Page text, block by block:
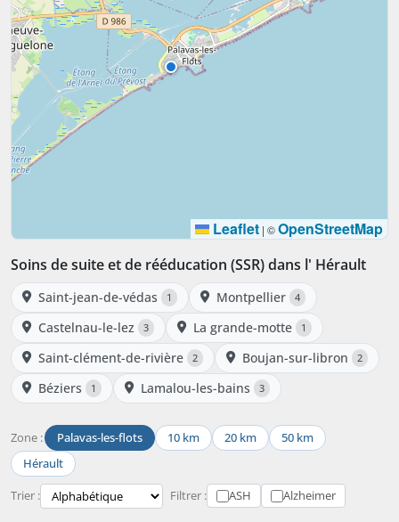
Leaflet | ©OpenStreetMap
Soins de suite et de rééducation (SSR) dans l' Hérault
Saint-jean-de-védas 1 Montpellier 4
Castelnau-le-lez 3 La grande-motte 1
Saint-clément-de-rivière 2 Boujan-sur-libron 2
Béziers 1 Lamalou-les-bains 3
Zone : Palavas-les-flots 10 km 20 km
50 km
Hérault
Trier : Filtrer : ASH Alzheimer